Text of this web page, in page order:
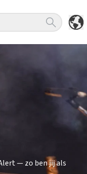
— zo ben jij als